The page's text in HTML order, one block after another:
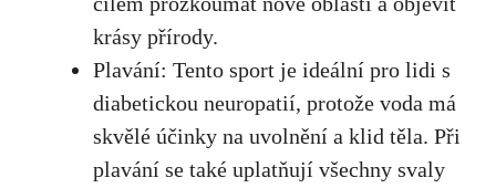
krásy přírody.
Plavání: ⁣Tento⁣ sport je ideální pro lidi ⁢s
diabetickou neuropatií, protože voda má
skvělé ⁣účinky ‌na uvolnění a klid těla.⁢ Při
plavání se také uplatňují⁤ všechny ‍svaly